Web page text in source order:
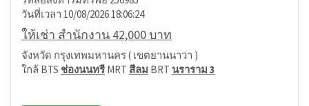
วันที่เวลา 10/08/2026 18:06:24
ให้เช่า สำนักงาน 42,000 บาท
จังหวัด กรุงเทพมหานคร ( เขตยานนาวา )
ใกล้ BTS ช่องนนทรีMRT สีลม BRT นราราม 3